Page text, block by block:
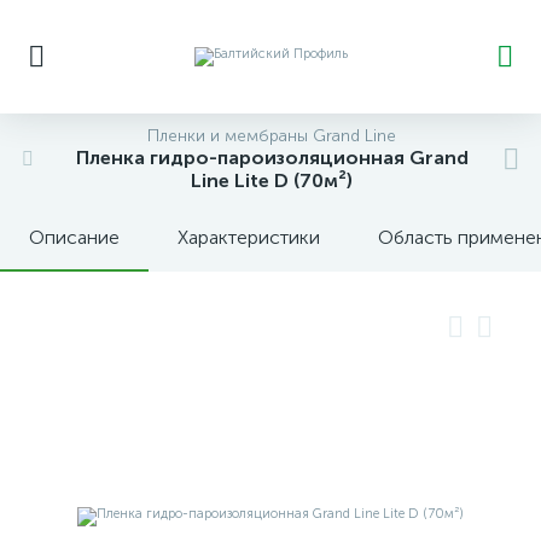
Пленки и мембраны Grand Line
Пленка гидро-пароизоляционная Grand
Line Lite D (70м²)
Описание Характеристики Область